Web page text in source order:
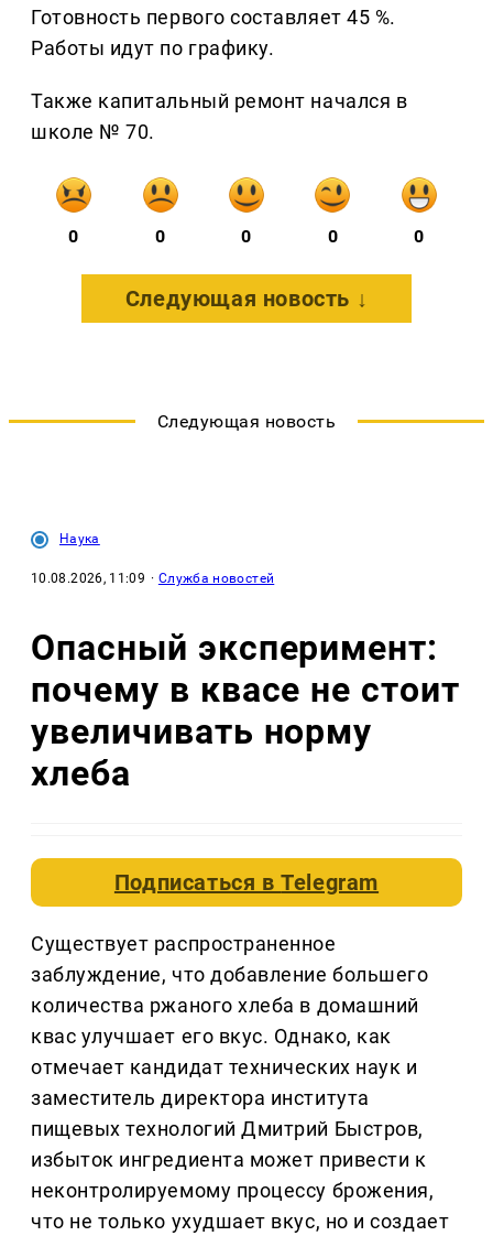
Готовность первого составляет 45 %.
Работы идут по графику.
Также капитальный ремонт начался в
школе № 70.
0 0 0 0 0
Следующая новость ↓
Следующая новость
Наука
10.08.2026, 11:09 · Служба новостей
Опасный эксперимент:
почему в квасе не стоит
увеличивать норму
хлеба
Подписаться вTelegram
Существует распространенное
заблуждение, что добавление большего
количества ржаного хлеба в домашний
квас улучшает его вкус. Однако, как
отмечает кандидат технических наук и
заместитель директора института
пищевых технологий Дмитрий Быстров,
избыток ингредиента может привести к
неконтролируемому процессу брожения,
что не только ухудшает вкус, но и создает